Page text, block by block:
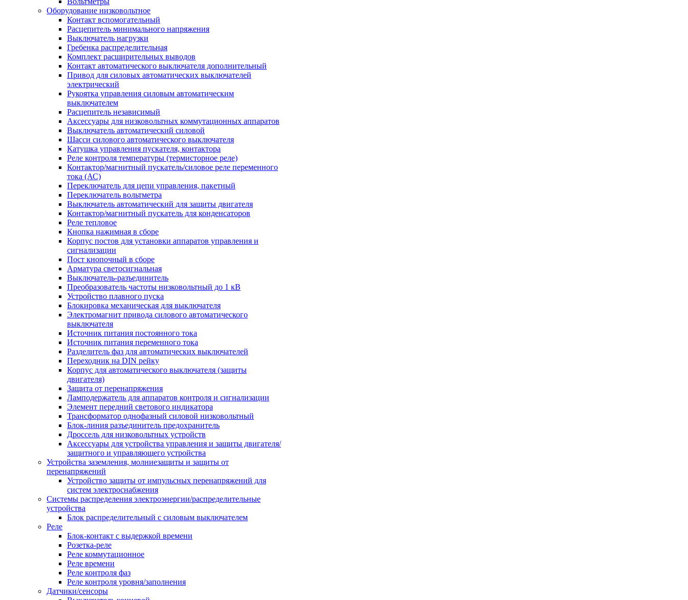
Оборудование низковольтное
Контакт вспомогательный
Расцепитель минимального напряжения
Выключатель нагрузки
Гребенка распределительная
Комплект расширительных выводов
Контакт автоматического выключателя дополнительный
Привод для силовых автоматических выключателей
электрический
Рукоятка управления силовым автоматическим
выключателем
Расцепитель независимый
Аксессуары для низковольтных коммутационных аппаратов
Выключатель автоматический силовой
Шасси силового автоматического выключателя
Катушка управления пускателя, контактора
Реле контроля температуры (термисторное реле)
Контактор/магнитный пускатель/силовое реле переменного
тока (АС)
Переключатель для цепи управления, пакетный
Переключатель вольтметра
Выключатель автоматический для защиты двигателя
Контактор/магнитный пускатель для конденсаторов
Реле тепловое
Кнопка нажимная в сборе
Корпус постов для установки аппаратов управления и
сигнализации
Пост кнопочный в сборе
Арматура светосигнальная
Выключатель-разъединитель
Преобразователь частоты низковольтный до 1 кВ
Устройство плавного пуска
Блокировка механическая для выключателя
Электромагнит привода силового автоматического
выключателя
Источник питания постоянного тока
Источник питания переменного тока
Разделитель фаз для автоматических выключателей
Переходник на DIN рейку
Корпус для автоматического выключателя (защиты
двигателя)
Защита от перенапряжения
Ламподержатель для аппаратов контроля и сигнализации
Элемент передний светового индикатора
Трансформатор однофазный силовой низковольтный
Блок-линия разъединитель предохранитель
Дроссель для низковольтных устройств
Аксессуары для устройства управления и защиты двигателя/
защитного и управляющего устройства
Устройства заземления, молниезащиты и защиты от
перенапряжений
Устройство защиты от импульсных перенапряжений для
систем электроснабжения
Системы распределения электроэнергии/распределительные
устройства
Блок распределительный с силовым выключателем
Реле
Блок-контакт с выдержкой времени
Розетка-реле
Реле коммутационное
Реле времени
Реле контроля фаз
Реле контроля уровня/заполнения
Датчики/сенсоры